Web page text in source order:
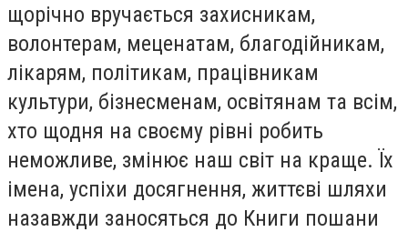
щорічно вручається захисникам,
волонтерам, меценатам, благодійникам,
лікарям, політикам, працівникам
культури, бізнесменам, освітянам та всім,
хто щодня на своєму рівні робить
неможливе, змінює наш світ на краще. Їх
імена, успіхи досягнення, життєві шляхи
назавжди заносяться до Книги пошани